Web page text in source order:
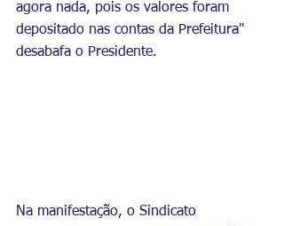
agora nada, pois os valores foram
depositado nas contas da Prefeitura"
desabafa o Presidente.
Na manifestação, o Sindicato